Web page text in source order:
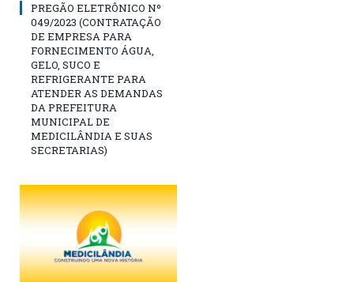
PREGÃO ELETRÔNICO Nº
049/2023 (CONTRATAÇÃO
DE EMPRESA PARA
FORNECIMENTO ÁGUA,
GELO, SUCO E
REFRIGERANTE PARA
ATENDER AS DEMANDAS
DA PREFEITURA
MUNICIPAL DE
MEDICILÂNDIA E SUAS
SECRETARIAS)